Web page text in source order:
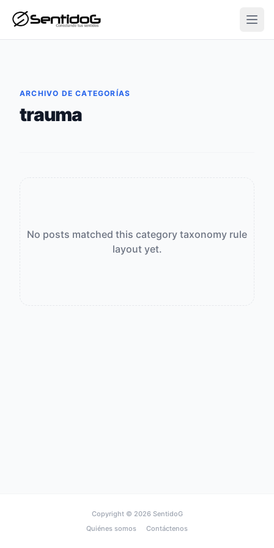
ARCHIVO DE CATEGORÍAS
trauma
No posts matched this category taxonomy rule
layout yet.
Copyright © 2026 SentidoG
Quiénes somos
Contáctenos